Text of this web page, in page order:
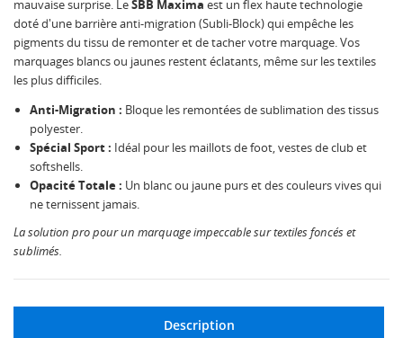
mauvaise surprise. LeSBB Maxima est un flex haute technologie
doté d'une barrière anti-migration (Subli-Block) qui empêche les
pigments du tissu de remonter et de tacher votre marquage. Vos
marquages blancs ou jaunes restent éclatants, même sur les textiles
les plus difficiles.
Anti-Migration : Bloque les remontées de sublimation des tissus
polyester.
Spécial Sport : Idéal pour les maillots de foot, vestes de club et
softshells.
Opacité Totale : Un blanc ou jaune purs et des couleurs vives qui
ne ternissent jamais.
La solution pro pour un marquage impeccable sur textiles foncés et
sublimés.
Description